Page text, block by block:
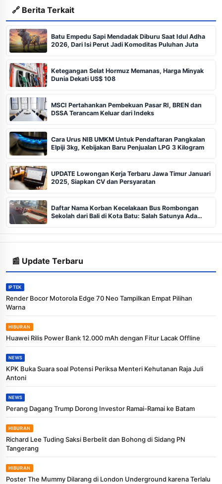
🔗 Berita Terkait
Batu Empedu Sapi Mendadak Diburu Saat Idul Adha
2026, Dari Isi Perut Jadi Komoditas Puluhan Juta
Ketegangan Selat Hormuz Memanas, Harga Minyak
Dunia Dekati US$ 108
MSCI Pertahankan Pembekuan Pasar RI, BREN dan
DSSA Terancam Keluar dari Indeks
Cara Urus NIB UMKM Untuk Pendaftaran Pangkalan
Elpiji 3kg, Kebijakan Baru Penjualan LPG 3 Kilogram
UPDATE Lowongan Kerja Terbaru Jawa Timur Januari
2025, Siapkan CV dan Persyaratan
Daftar Nama Korban Kecelakaan Bus Rombongan
Sekolah dari Bali di Kota Batu: Salah Satunya Ada
📰 Update Terbaru
IPTEK
Render Bocor Motorola Edge 70 Neo Tampilkan Empat Pilihan
Warna
HIBURAN
Huawei Rilis Power Bank 12.000 mAh dengan Fitur Lacak Offline
NEWS
KPK Buka Suara soal Potensi Periksa Menteri Kehutanan Raja Juli
Antoni
NEWS
Perang Dagang Trump Dorong Investor Ramai-Ramai ke Batam
HIBURAN
Richard Lee Tuding Saksi Berbelit dan Bohong di Sidang PN
Tangerang
HIBURAN
Poster The Mummy Dilarang di London Underground karena Terlalu